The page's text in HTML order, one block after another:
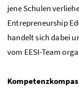
jene Schulen
Entrepreneurship
handelt sich dabei
vom EESI-Team